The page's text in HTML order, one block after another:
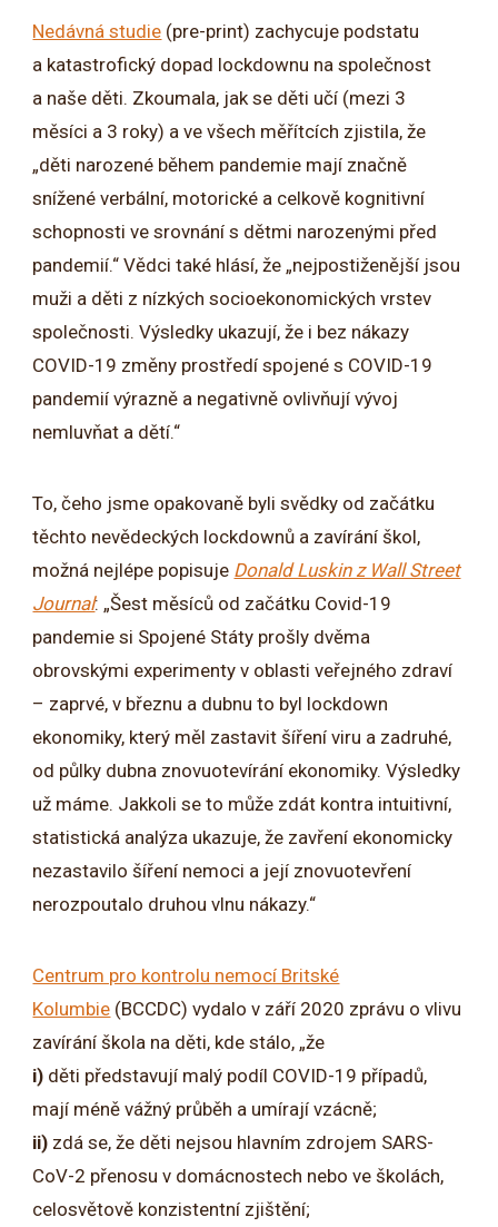
Nedávná studie (pre-print) zachycuje podstatu
a katastrofický dopad lockdownu na společnost
a naše děti. Zkoumala, jak se děti učí (mezi 3
měsíci a 3 roky) a ve všech měřítcích zjistila, že
„děti narozené během pandemie mají značně
snížené verbální, motorické a celkově kognitivní
schopnosti ve srovnání s dětmi narozenými před
pandemií.“ Vědci také hlásí, že „nejpostiženější jsou
muži a děti z nízkých socioekonomických vrstev
společnosti. Výsledky ukazují, že i bez nákazy
COVID-19 změny prostředí spojené s COVID-19
pandemií výrazně a negativně ovlivňují vývoj
nemluvňat a dětí.“
To, čeho jsme opakovaně byli svědky od začátku
těchto nevědeckých lockdownů a zavírání škol,
možná nejlépe popisuje Donald Luskin z Wall Street
Journal: „Šest měsíců od začátku Covid-19
pandemie si Spojené Státy prošly dvěma
obrovskými experimenty v oblasti veřejného zdraví
– zaprvé, v březnu a dubnu to byl lockdown
ekonomiky, který měl zastavit šíření viru a zadruhé,
od půlky dubna znovuotevírání ekonomiky. Výsledky
už máme. Jakkoli se to může zdát kontra intuitivní,
statistická analýza ukazuje, že zavření ekonomicky
nezastavilo šíření nemoci a její znovuotevření
nerozpoutalo druhou vlnu nákazy.“
Centrum pro kontrolu nemocí Britské
Kolumbie (BCCDC) vydalo v září 2020 zprávu o vlivu
zavírání škola na děti, kde stálo, „že
i) děti představují malý podíl COVID-19 případů,
mají méně vážný průběh a umírají vzácně;
ii) zdá se, že děti nejsou hlavním zdrojem SARS-
CoV-2 přenosu v domácnostech nebo ve školách,
celosvětově konzistentní zjištění;